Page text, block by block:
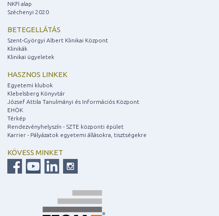
NKFI alap
Széchenyi 2020
BETEGELLÁTÁS
Szent-Györgyi Albert Klinikai Központ
Klinikák
Klinikai ügyeletek
HASZNOS LINKEK
Egyetemi klubok
Klebelsberg Könyvtár
József Attila Tanulmányi és Információs Központ
EHÖK
Térkép
Rendezvényhelyszín - SZTE központi épület
Karrier - Pályázatok egyetemi állásokra, tisztségekre
KÖVESS MINKET